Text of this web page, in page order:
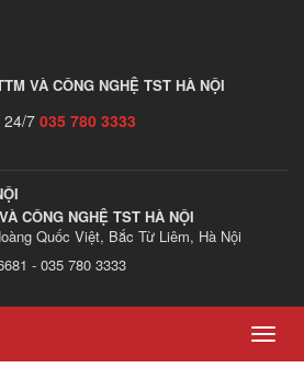
VÀ CÔNG NGHỆ TST HÀ NỘI
24/7 035 780 3333
CÔNG NGHỆ TST HÀ NỘI
Quốc Việt, Bắc Từ Liêm, Hà Nội
- 035 780 3333